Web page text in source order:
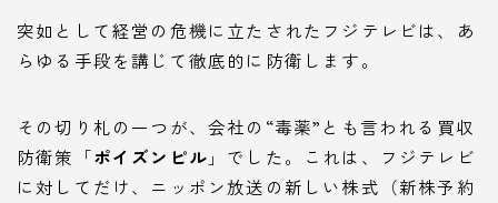
突如として経営の危機に立たされたフジテレビは、あ
らゆる手段を講じて徹底的に防衛します。
その切り札の一つが、会社の“毒薬”とも言われる買収
防衛策「ポイズンピル 」でした。これは、フジテレビ
に対してだけ、ニッポン放送の新しい株式（新株予約